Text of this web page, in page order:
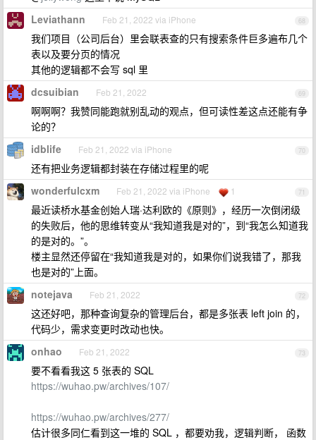
68
Leviathann Feb 21, 2022 via iPhone
我们项目（公司后台）里会联表查的只有搜索条件巨多遍布几个
表以及要分页的情况
其他的逻辑都不会写 sql 里
69
dcsuibian Feb 21, 2022
啊啊啊？我赞同能跑就别乱动的观点，但可读性差这点还能有争
论的？
70
idblife Feb 21, 2022 via iPhone
还有把业务逻辑都封装在存储过程里的呢
71
wonderfulcxm Feb 21, 2022 via iPhone 1
最近读桥水基金创始人瑞·达利欧的《原则》，经历一次倒闭级
的失败后，他的思维转变从“我知道我是对的”，到“我怎么知道我
的是对的。”。
楼主显然还停留在“我知道我是对的，如果你们说我错了，那我
也是对的”上面。
72
notejava Feb 21, 2022
这还好吧，那种查询复杂的管理后台，都是多张表 left join 的，
代码少，需求变更时改动也快。
73
onhao Feb 21, 2022
要不看看我这 5 张表的 SQL
https://wuhao.pw/archives/107/
https://wuhao.pw/archives/277/
估计很多同仁看到这一堆的 SQL ，都要劝我，逻辑判断， 函数